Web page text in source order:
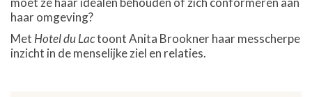
haar omgeving?
Met Hotel du Lactoont Anita Brookner haar messcherpe
inzicht in de menselijke ziel en relaties.